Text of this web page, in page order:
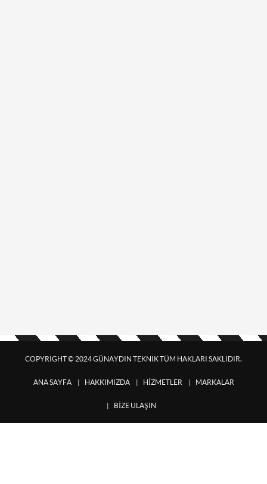
COPYRIGHT © 2024 GÜNAYDIN TEKNIK TÜM HAKLARI SAKLIDIR.
ANA SAYFA HAKKIMIZDA HİZMETLER MARKALAR
BİZE ULAŞIN